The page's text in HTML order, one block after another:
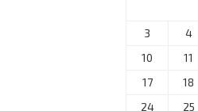
3
4
10
11
17
18
24
25